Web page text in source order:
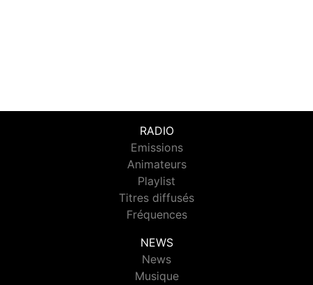
RADIO
Emissions
Animateurs
Playlist
Titres diffusés
Fréquences
NEWS
News
Musique